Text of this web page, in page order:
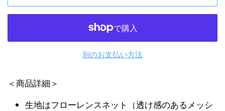
別のお支払い方法
＜商品詳細＞
生地はフローレンスネット（透け感のあるメッシ